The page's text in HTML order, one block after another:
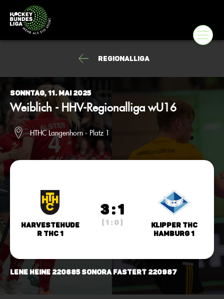
Regionalliga
Sonntag, 11. Mai 2025
Weiblich - HHV-Regionalliga wU16
HTHC Langenhorn - Platz 1
Harvestehude
r THC 1
3 : 1
( 1 : 0 )
Klipper THC
Hamburg 1
Lene Heine 220685 Sonora Fastert 220987